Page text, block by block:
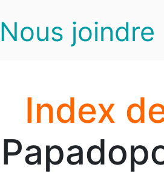
Nous joindre
Index